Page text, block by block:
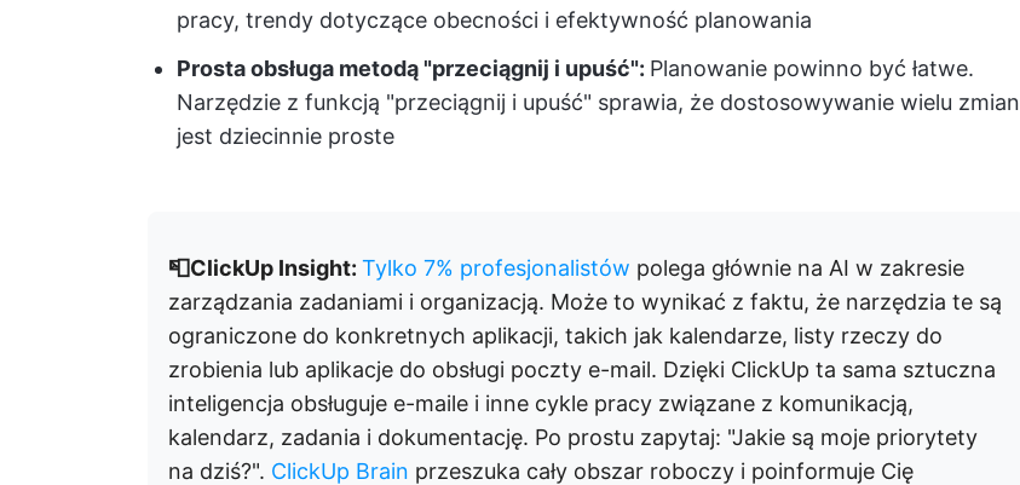
pracy, trendy dotyczące obecności i efektywność planowania
Prosta obsługa metodą "przeciągnij i upuść": Planowanie powinno być łatwe.
Narzędzie z funkcją "przeciągnij i upuść" sprawia, że dostosowywanie wielu zmian
jest dziecinnie proste
📮ClickUp Insight: Tylko 7% profesjonalistów polega głównie na AI w zakresie
zarządzania zadaniami i organizacją. Może to wynikać z faktu, że narzędzia te są
ograniczone do konkretnych aplikacji, takich jak kalendarze, listy rzeczy do
zrobienia lub aplikacje do obsługi poczty e-mail. Dzięki ClickUp ta sama sztuczna
inteligencja obsługuje e-maile i inne cykle pracy związane z komunikacją,
kalendarz, zadania i dokumentację. Po prostu zapytaj: "Jakie są moje priorytety
na dziś?". ClickUp Brain przeszuka cały obszar roboczy i poinformuje Cię